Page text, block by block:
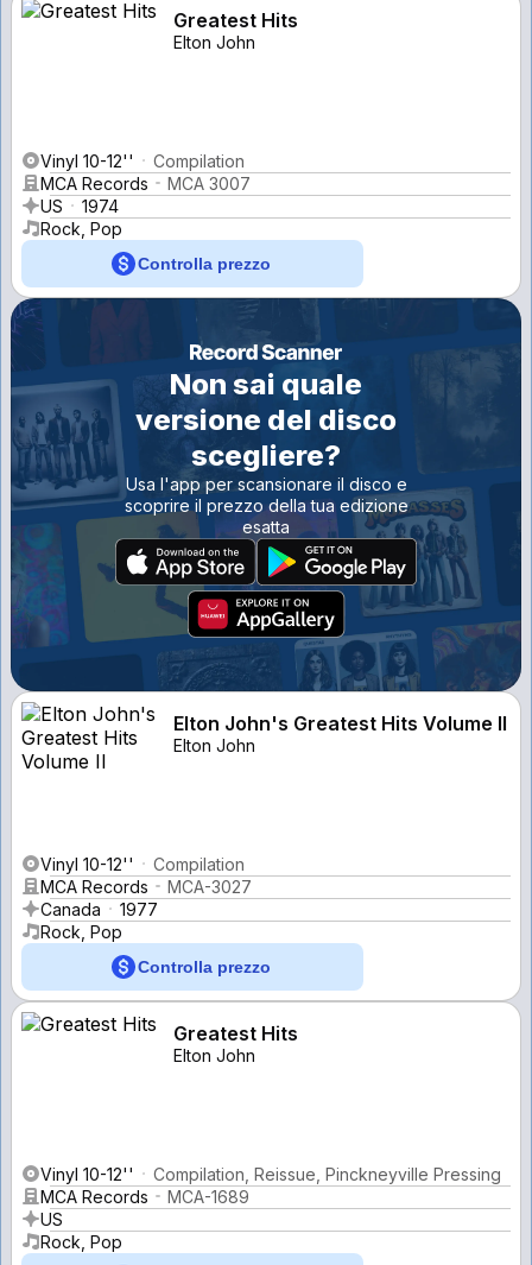
Greatest Hits
Elton John
Vinyl 10-12''
Compilation
MCA Records
MCA 3007
US
1974
Rock, Pop
Controlla prezzo
Non sai quale
versione del disco
scegliere?
Usa l'app per scansionare il disco e
scoprire il prezzo della tua edizione
esatta
Elton John's Greatest Hits Volume II
Elton John
Vinyl 10-12''
Compilation
MCA Records
MCA-3027
Canada
1977
Rock, Pop
Controlla prezzo
Greatest Hits
Elton John
Vinyl 10-12''
Compilation, Reissue, Pinckneyville Pressing
MCA Records
MCA-1689
US
Rock, Pop